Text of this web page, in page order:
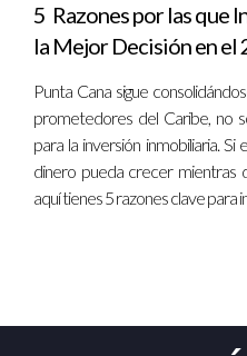
Sandra, una visionaria
convertirlo en un espacio de
propiedad porUS$150,000 y,
deUS$20,000, la alquila por
ingresos de alquiler cubren no
5 Razones por las que
la Mejor Decisión en el
Punta Cana sigue
prometedores del Caribe, no
para la inversión inmobiliaria.
dinero pueda crecer mientras
aquí tienes 5 razones clave para